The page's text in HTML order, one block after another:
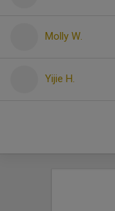
Molly W.
Yijie H.